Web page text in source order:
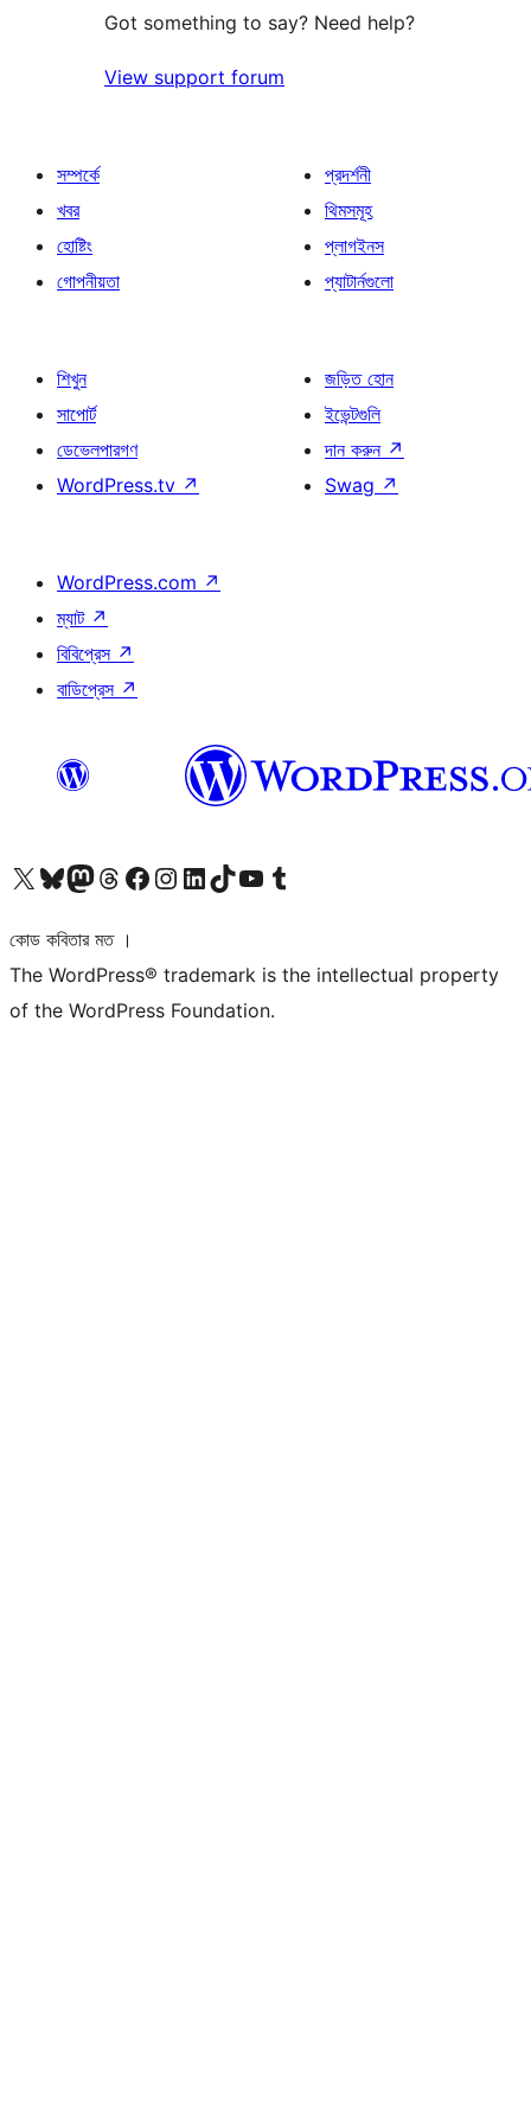
Got something to say? Need help?
View support forum
সম্পর্কে
খবর
হোষ্টিং
গোপনীয়তা
প্রদর্শনী
থিমসমূহ
প্লাগইনস
প্যাটার্নগুলো
শিখুন
সাপোর্ট
ডেভেলপারগণ
WordPress.tv ↗
জড়িত হোন
ইভেন্টগুলি
দান করুন ↗
Swag ↗
WordPress.com ↗
ম্যাট ↗
বিবিপ্রেস ↗
বাডিপ্রেস ↗
আমাদের X (আগের টুইটার) অ্যাকাউন্টে যানআমাদের Bluesky অ্যাকাউন্টটি দেখুনআমাদের মাস্টোডন অ্যাকাউন্টটি দেখুনআমাদের থ্রেডস অ্যাকাউন্টটি দেখুনআমাদের ফেসবুক পেজ দেখুনআমাদের ইন্সটাগ্রাম অ্যাকাউন্ট দেখুনআমাদের লিঙ্কডইন অ্যাকাউন্টে যানআমাদের TikTok অ্যাকাউন্টটি দেখুনআমাদের ইউটিউব চ্যানেলে যান আমাদের টাম্বলার অ্যাকাউন্ট দেখুন
কোড কবিতার মত ।
The WordPress® trademark is the intellectual property
of the WordPress Foundation.